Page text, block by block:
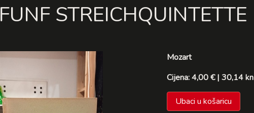
FUNF STREICHQUINTETTE
Mozart
Cijena: 4,00 € | 30,14 kn
Ubaci u košaricu